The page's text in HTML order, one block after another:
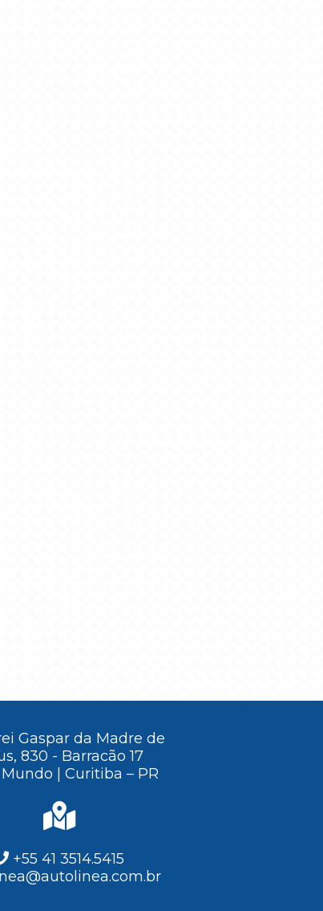
Gaspar da Madre de
830 - Barracão 17
| Curitiba – PR
+55 41 3514.5415